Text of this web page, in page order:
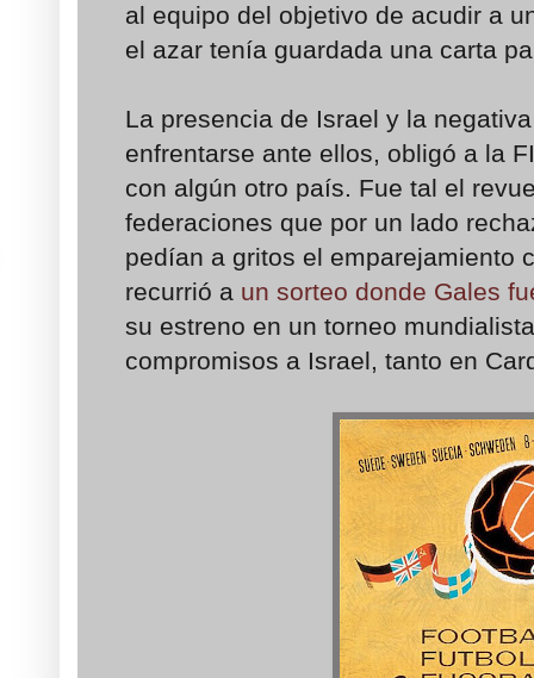
al equipo del objetivo de acudir a
el azar tenía guardada una carta
La presencia de Israel y la
enfrentarse ante ellos, obligó a la
con algún otro país. Fue tal el
federaciones que por un lado
pedían a gritos el emparejamiento
recurrió a un sorteo donde Gales
su estreno en un torneo
compromisos a Israel, tanto en